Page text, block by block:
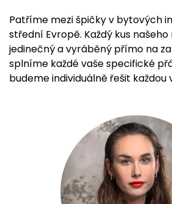
Patříme mezi špičky v bytových
střední Evropě. Každý kus
jedinečný a vyráběný přímo na
splníme každé vaše specifické
budeme individuálně řešit každou